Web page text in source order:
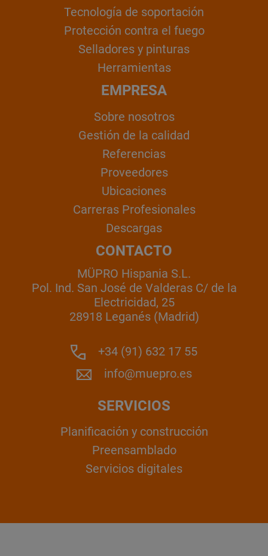
Tecnología de soportación
Protección contra el fuego
Selladores y pinturas
Herramientas
EMPRESA
Sobre nosotros
Gestión de la calidad
Referencias
Proveedores
Ubicaciones
Carreras Profesionales
Descargas
CONTACTO
MÜPRO Hispania S.L.
Pol. Ind. San José de Valderas C/ de la
Electricidad, 25
28918 Leganés (Madrid)
+34 (91) 632 17 55
info@muepro.es
SERVICIOS
Planificación y construcción
Preensamblado
Servicios digitales